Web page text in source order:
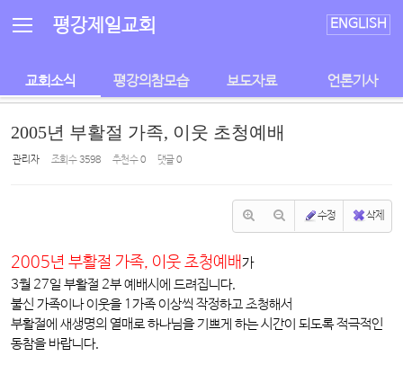
평강제일교회 ENGLISH
교회소식 평강의참모습 보도자료 언론기사
2005년 부활절 가족, 이웃 초청예배
관리자 조회 수3598 추천 수0 댓글0
수정 삭제
2005년 부활절 가족, 이웃 초청예배가
3월 27일 부활절 2부 예배시에 드려집니다.
불신 가족이나 이웃을 1가족 이상씩 작정하고 초청해서
부활절에 새생명의 열매로 하나님을 기쁘게 하는 시간이 되도록 적극적인
동참을 바랍니다.